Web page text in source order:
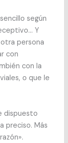
según
Y
persona
con
con la
o que le
dispuesto
preciso. Más